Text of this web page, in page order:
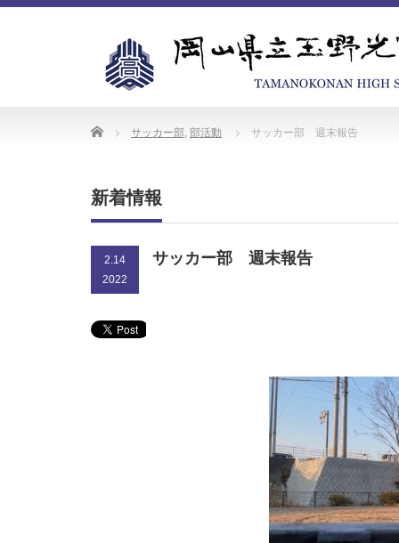
Home サッカー部, 部活動 サッカー部 週末報告
新着情報
2.14
2022
サッカー部 週末報告